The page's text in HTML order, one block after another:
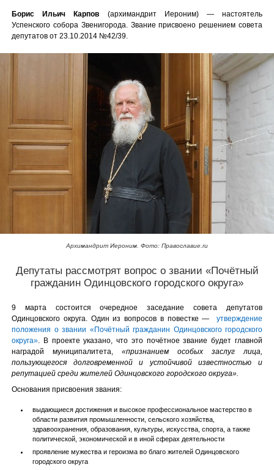
Борис Ильич Карпов (архимандрит Иероним) — настоятель
Успенского собора Звенигорода. Звание присвоенорешением совета
депутатов от 23.10.2014 №42/39.
Архимандрит Иероним. Фото: Православие.ru
Депутаты рассмотрят вопрос о звании «Почётный
гражданин Одинцовского городского округа»
9 марта состоится очередное заседание совета депутатов
Одинцовского округа. Один из вопросов в повестке — утверждение
положения о звании «Почётный гражданин Одинцовского городского
округа». В проекте указано, что это почётное звание будет главной
наградой муниципалитета, «признанием особых заслуг лица,
пользующегося долговременной и устойчивой известностью и
репутацией среди жителей Одинцовского городского округа».
Основания присвоения звания:
выдающиеся достижения и высокое профессиональное мастерство в
области развития промышленности, сельского хозяйства,
здравоохранения, образования, культуры, искусства, спорта, а также
политической, экономической и в иной сферах деятельности
проявление мужества и героизма во благо жителей Одинцовского
городского округа